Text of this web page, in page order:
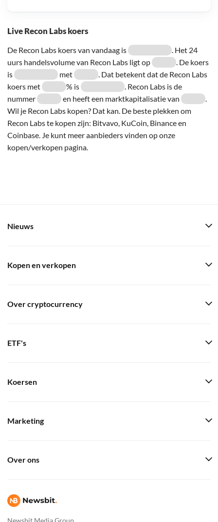
Live Recon Labs koers
De Recon Labs koers van vandaag is
. Het 24
uurs handelsvolume van Recon Labs ligt op
. De koers
is
met
. Dat betekent dat de Recon Labs
koers met
% is
. Recon Labs is de
nummer
en heeft een marktkapitalisatie van
.
Wil je Recon Labs kopen? Dat kan. De beste plekken om
Recon Labs te kopen zijn: Bitvavo, KuCoin, Binance en
Coinbase. Je kunt meer aanbieders vinden op onze
kopen/verkopen pagina.
Newsbit Media Group
Nieuws
Kopen en verkopen
Over cryptocurrency
ETF's
Koersen
Marketing
Over ons